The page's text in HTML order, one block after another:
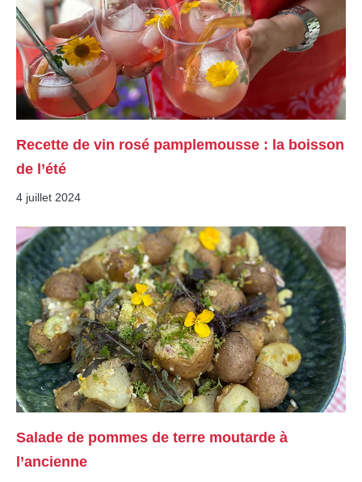
Recette de vin rosé pamplemousse : la boisson
de l’été
4 juillet 2024
Salade de pommes de terre moutarde à
l’ancienne